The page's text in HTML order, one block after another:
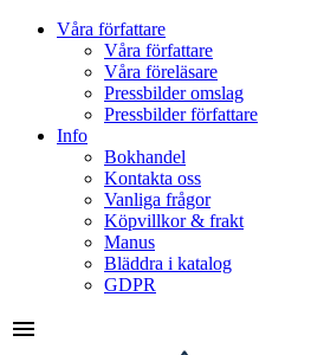
Våra författare
Våra författare
Våra föreläsare
Pressbilder omslag
Pressbilder författare
Info
Bokhandel
Kontakta oss
Vanliga frågor
Köpvillkor & frakt
Manus
Bläddra i katalog
GDPR
menu